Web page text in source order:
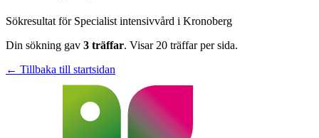
Sökresultat för Specialist intensivvård i Kronoberg
Din sökning gav 3 träffar. Visar 20 träffar per sida.
← Tillbaka till startsidan